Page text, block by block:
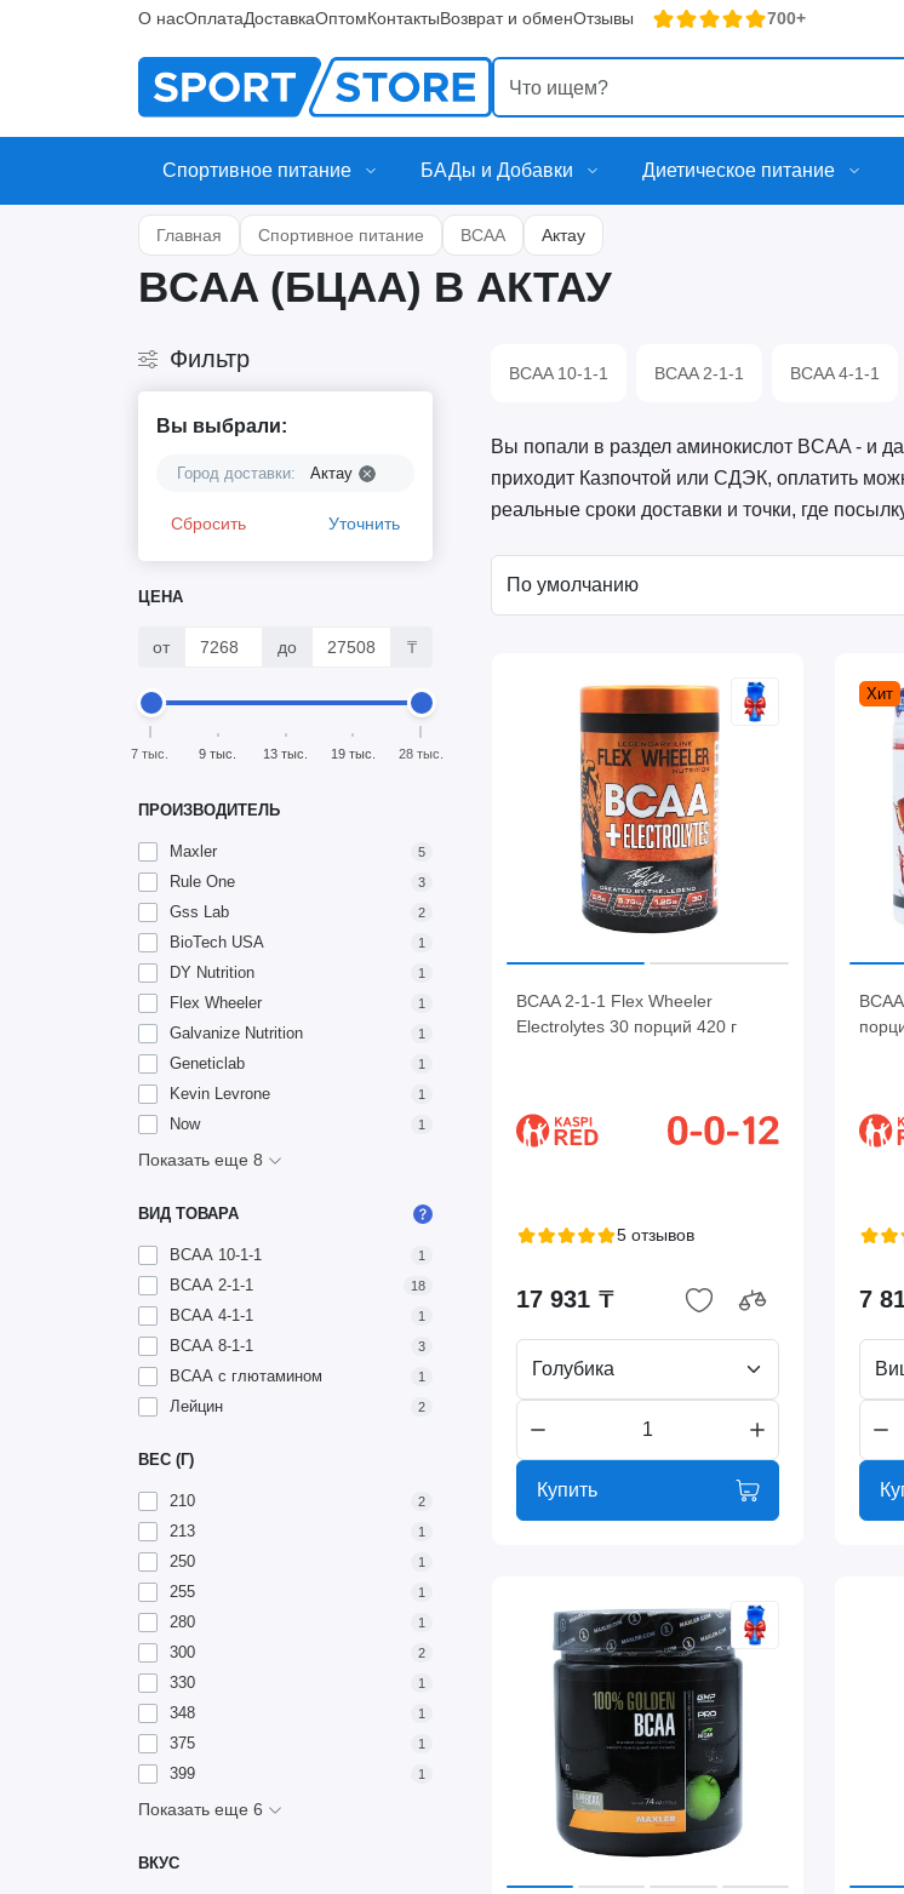
О насОплатаДоставкаОптомКонтактыВозврат и обменОтзывы 700+
Спортивное питание БАДы и Добавки Диетическое питание
Главная Спортивное питание BCAA Актау
BCAA (БЦАА) В АКТАУ
Фильтр
Вы выбрали:
Город доставки: Актау
Сбросить Уточнить
ЦЕНА
от до ₸
7 тыс. 9 тыс. 13 тыс. 19 тыс. 28 тыс.
ПРОИЗВОДИТЕЛЬ
Maxler 5
Rule One 3
Gss Lab 2
BioTech USA 1
DY Nutrition 1
Flex Wheeler 1
Galvanize Nutrition 1
Geneticlab 1
Kevin Levrone 1
Now 1
Показать еще 8
ВИД ТОВАРА
BCAA 10-1-1 1
BCAA 2-1-1 18
BCAA 4-1-1 1
BCAA 8-1-1 3
BCAA с глютамином 1
Лейцин 2
ВЕС (Г)
210 2
213 1
250 1
255 1
280 1
300 2
330 1
348 1
375 1
399 1
Показать еще 6
ВКУС
BCAA 10-1-1 BCAA 2-1-1 BCAA 4-1-1
Вы попали в раздел аминокислот BCAA - и
приходит Казпочтой или СДЭК, оплатить
реальные сроки доставки и точки, где
BCAA 2-1-1 Flex Wheeler
Electrolytes 30 порций 420 г
5 отзывов
17 931 ₸
Голубика
Купить
Хит
7